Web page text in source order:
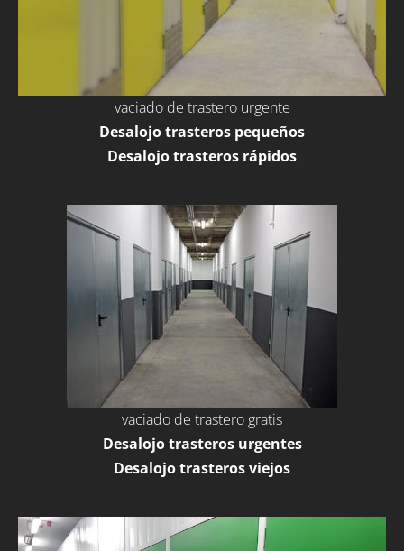
vaciado de trastero urgente
Desalojo trasteros pequeños
Desalojo trasteros rápidos
vaciado de trastero gratis
Desalojo trasteros urgentes
Desalojo trasteros viejos